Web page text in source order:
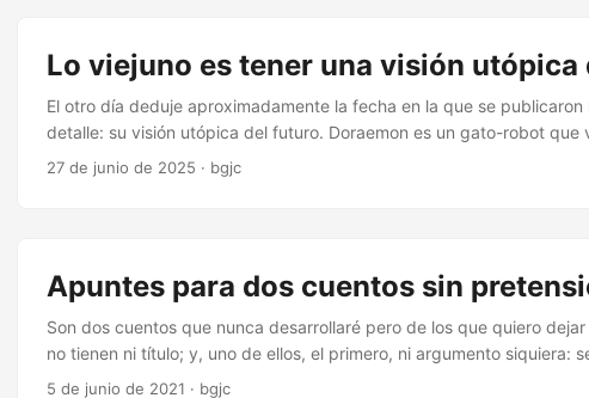
Lo viejuno es tener una visión utópica
El otro día deduje aproximadamente la fecha en la que se
detalle: su visión utópica del futuro. Doraemon es un gato-robot que
que la tecnología habría avanzado asombrosamente y, como se
27 de junio de 2025 · bgjc
Apuntes para dos cuentos sin
Son dos cuentos que nunca desarrollaré pero de los que quiero
no tienen ni título; y, uno de ellos, el primero, ni argumento siquiera:
sobre el que podrían proyectarse una comedia romántica, un drama
5 de junio de 2021 · bgjc